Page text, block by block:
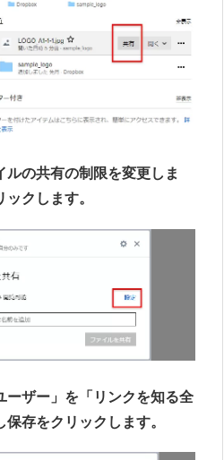
ルの共有の制限を変更しま
クします。
ーザー」を「リンクを知る全
存をクリックします。